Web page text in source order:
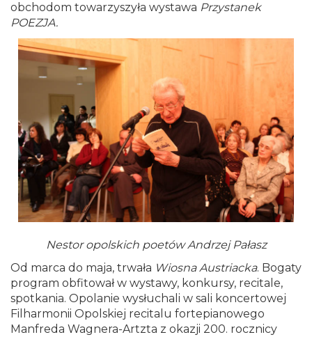
obchodom towarzyszyła wystawa Przystanek
POEZJA.
Nestor opolskich poetów Andrzej Pałasz
Od marca do maja, trwała Wiosna Austriacka. Bogaty
program obfitował w wystawy, konkursy, recitale,
spotkania. Opolanie wysłuchali w sali koncertowej
Filharmonii Opolskiej recitalu fortepianowego
Manfreda Wagnera-Artzta z okazji 200. rocznicy